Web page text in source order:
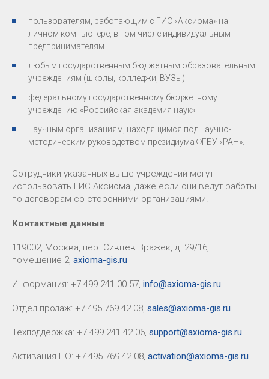
пользователям, работающим с ГИС «Аксиома» на
личном компьютере, в том числе индивидуальным
предпринимателям
любым государственным бюджетным образовательным
учреждениям (школы, колледжи, ВУЗы)
федеральному государственному бюджетному
учреждению «Российская академия наук»
научным организациям, находящимся под научно-
методическим руководством президиума ФГБУ «РАН».
Сотрудники указанных выше учреждений могут
использовать ГИС Аксиома, даже если они ведут работы
по договорам со сторонними организациями.
Контактные данные
119002, Москва, пер. Сивцев Вражек, д. 29/16,
помещение 2, axioma-gis.ru
Информация: +7 499 241 00 57, info@axioma-gis.ru
Отдел продаж: +7 495 769 42 08, sales@axioma-gis.ru
Техподдержка: +7 499 241 42 06, support@axioma-gis.ru
Активация ПО: +7 495 769 42 08, activation@axioma-gis.ru